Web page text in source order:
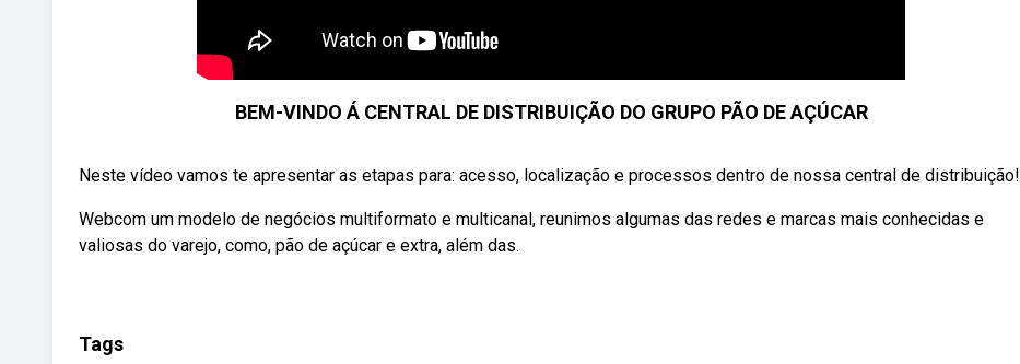
BEM-VINDO Á CENTRAL DE DISTRIBUIÇÃO DO GRUPO PÃO DE AÇÚCAR
Neste vídeo vamos te apresentar as etapas para: acesso, localização e processos dentro de nossa central de distribuição!
Webcom um modelo de negócios multiformato e multicanal, reunimos algumas das redes e marcas mais conhecidas e
valiosas do varejo, como, pão de açúcar e extra, além das.
Tags